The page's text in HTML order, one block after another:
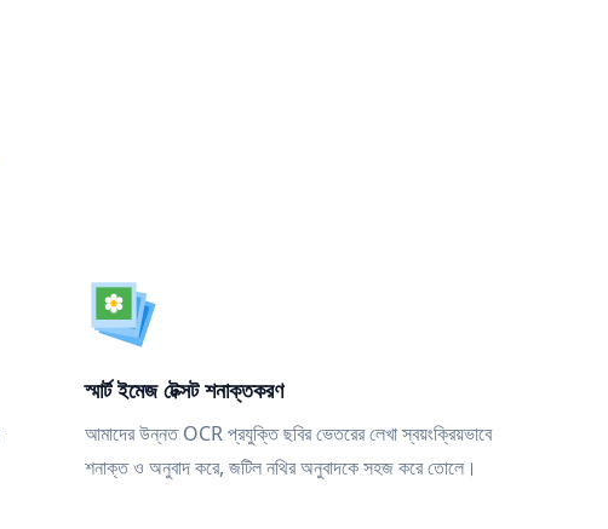
স্মার্ট ইমেজ টেক্সট শনাক্তকরণ
আমাদের উন্নত OCR প্রযুক্তি ছবির ভেতরের লেখা স্বয়ংক্রিয়ভাবে
শনাক্ত ও অনুবাদ করে, জটিল নথির অনুবাদকে সহজ করে তোলে।